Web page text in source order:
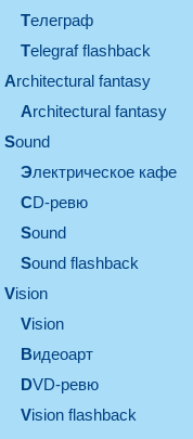
телеграф
Telegraf flashback
architectural fantasy
architectural fantasy
sound
электрическое кафе
CD-ревю
sound
Sound flashback
vision
vision
видеоарт
DVD-ревю
Vision flashback